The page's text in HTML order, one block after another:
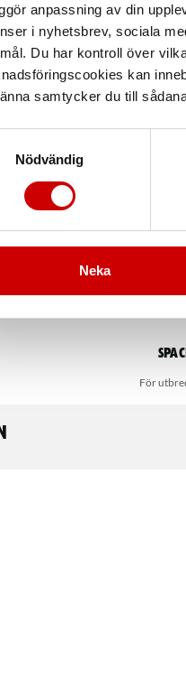
anpassning av din
i nyhetsbrev, sociala
Du har kontroll över
kan
samtycker du till
Nödvändig
Neka
på vald produkt
För